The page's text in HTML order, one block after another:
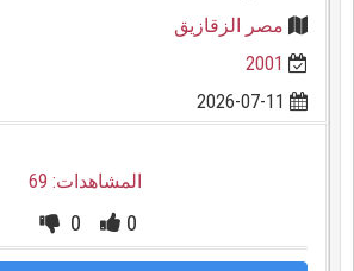
مصر الزقازيق
2001
المشاهدات: 69
0
0